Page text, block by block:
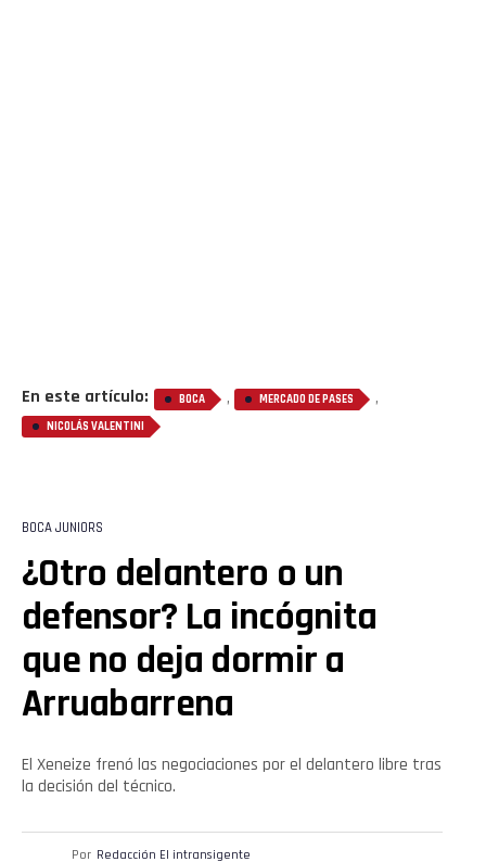
En este artículo: BOCA , MERCADO DE PASES ,
NICOLÁS VALENTINI
BOCA JUNIORS
¿Otro delantero o un
defensor? La incógnita
que no deja dormir a
Arruabarrena
El Xeneize frenó las negociaciones por el delantero libre tras
la decisión del técnico.
Por Redacción El intransigente